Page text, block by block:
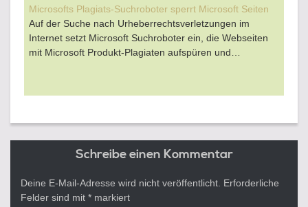
Microsofts Plagiats-Suchroboter sperrt Microsoft Seiten
Auf der Suche nach Urheberrechtsverletzungen im
Internet setzt Microsoft Suchroboter ein, die Webseiten
mit Microsoft Produkt-Plagiaten aufspüren und…
Schreibe einen Kommentar
Deine E-Mail-Adresse wird nicht veröffentlicht. Erforderliche
Felder sind mit * markiert